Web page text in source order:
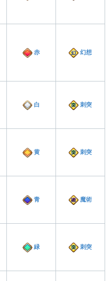
赤 幻想
白 刺突
黄 刺突
青 魔術
緑 刺突